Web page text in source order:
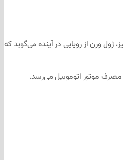
ورن از رویایی در آینده می‌گوید که
موتور اتوموبیل می‌رسد.